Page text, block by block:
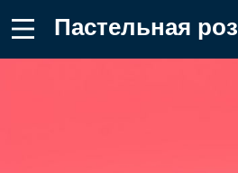
Пастельная роза, ясное небо голубое Обои на